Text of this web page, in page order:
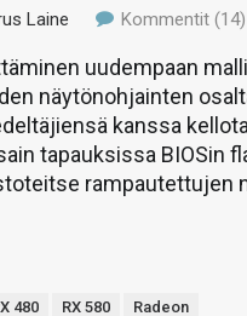
Laine Kommentit (14)
uudempaan
näytönohjainten
kanssa
tapauksissa BIOSin
rampautettujen
480 RX 580 Radeon